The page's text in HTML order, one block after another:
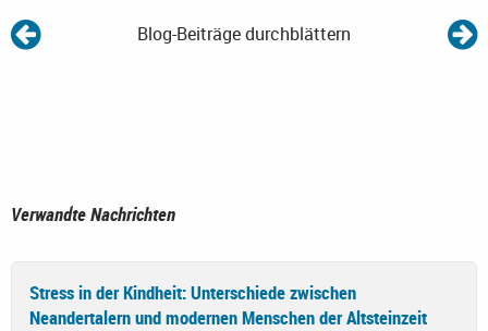
Blog-Beiträge durchblättern
Verwandte Nachrichten
Stress in der Kindheit: Unterschiede zwischen
Neandertalern und modernen Menschen der Altsteinzeit